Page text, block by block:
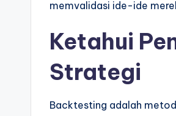
memvalidasi ide-ide
Ketahui
Strategi
Backtesting adalah